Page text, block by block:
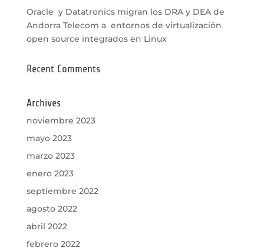
Oracle y Datatronics migran los DRA y DEA de
Andorra Telecom a entornos de virtualización
open source integrados en Linux
Recent Comments
Archives
noviembre 2023
mayo 2023
marzo 2023
enero 2023
septiembre 2022
agosto 2022
abril 2022
febrero 2022